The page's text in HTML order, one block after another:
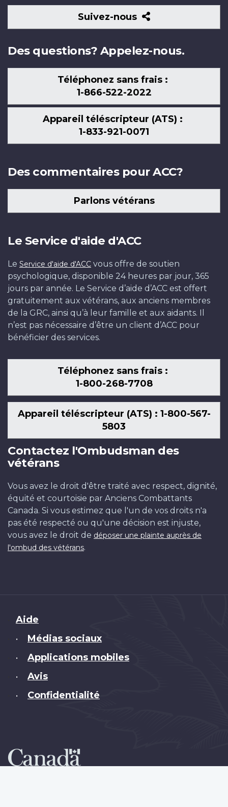
Suivez-nous
Suivez-
nous
Des questions? Appelez-nous.
Téléphonez sans frais :
1-866-522-2022
Appareil téléscripteur (ATS) :
1-833-921-0071
Des commentaires pour ACC?
Parlons vétérans
Le Service d'aide d'ACC
Le Service d'aide d'ACC vous offre de soutien
psychologique, disponible 24 heures par jour, 365
jours par année. Le Service d’aide d’ACC est offert
gratuitement aux vétérans, aux anciens membres
de la GRC, ainsi qu’à leur famille et aux aidants. Il
n’est pas nécessaire d’être un client d’ACC pour
bénéficier des services.
Téléphonez sans frais :
1-800-268-7708
Appareil téléscripteur (ATS) : 1-800-567-
5803
Contactez l'Ombudsman des
vétérans
Vous avez le droit d'être traité avec respect, dignité,
équité et courtoisie par Anciens Combattants
Canada. Si vous estimez que l'un de vos droits n'a
pas été respecté ou qu'une décision est injuste,
vous avez le droit de déposer une plainte auprès de
l'ombud des vétérans.
Brand
Aide
• Médias sociaux
• Applications mobiles
• Avis
• Confidentialité